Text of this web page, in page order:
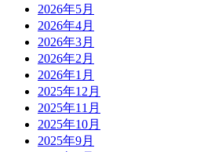
2026年5月
2026年4月
2026年3月
2026年2月
2026年1月
2025年12月
2025年11月
2025年10月
2025年9月